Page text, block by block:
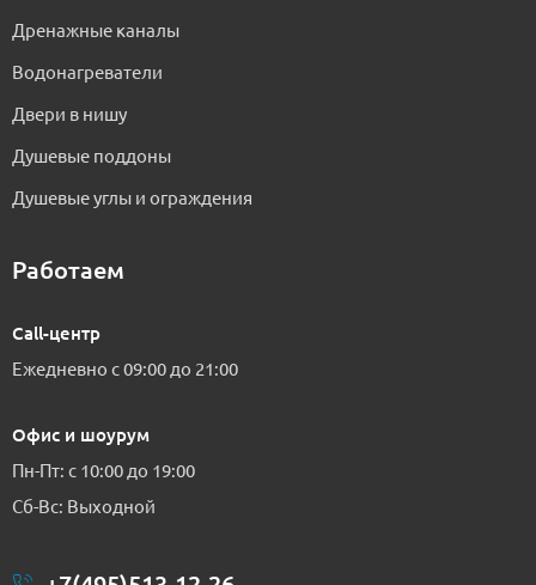
Дренажные каналы
Водонагреватели
Двери в нишу
Душевые поддоны
Душевые углы и ограждения
Работаем
Call-центр
Ежедневно с 09:00 до 21:00
Офис и шоурум
Пн-Пт: с 10:00 до 19:00
Сб-Вс: Выходной